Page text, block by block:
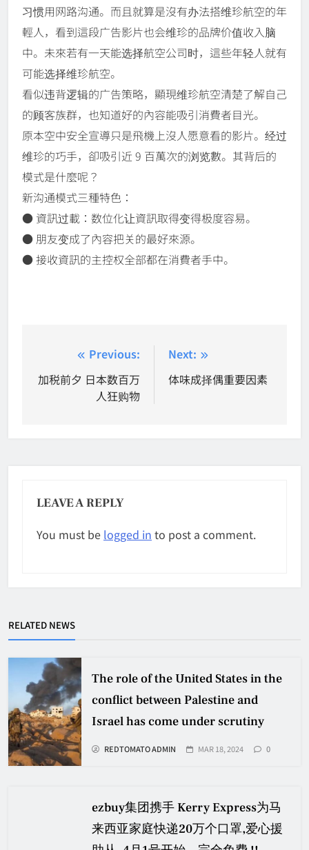
习惯用网路沟通。 而且就算是沒有办法搭维珍航空的年
輕人，看到這段广告影片也会维珍的品牌价值收入脑
中。 未來若有一天能选择航空公司时， 這些年轻人就有
可能选择维珍航空。
看似违背逻辑的广告策略，顯現维珍航空清楚了解自己
的顾客族群， 也知道好的內容能吸引消費者目光。
原本空中安全宣導只是飛機上沒人愿意看的影片。经过
维珍的巧手， 卻吸引近 9 百萬次的浏览數。其背后的
模式是什麼呢？
新沟通模式三種特色：
● 資訊过載：数位化让資訊取得变得极度容易。
● 朋友变成了內容把关的最好來源。
● 接收資訊的主控权全部都在消費者手中。
navigation
Previous:
加税前夕 日本数百万
人狂购物
Next:
体味成择偶重要因素
LEAVE A REPLY
You must be logged in to post a comment.
RELATED NEWS
The role of the United States in the
conflict between Palestine and
Israel has come under scrutiny
REDTOMATO ADMIN MAR 18, 2024 0
ezbuy集团携手 Kerry Express为马
来西亚家庭快递20万个口罩,爱心援